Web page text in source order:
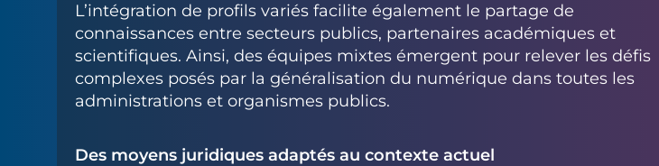
L’intégration de profils variés facilite également le partage de
connaissances entre secteurs publics, partenaires académiques et
scientifiques. Ainsi, des équipes mixtes émergent pour relever les défis
complexes posés par la généralisation du numérique dans toutes les
administrations et organismes publics.
Des moyens juridiques adaptés au contexte actuel